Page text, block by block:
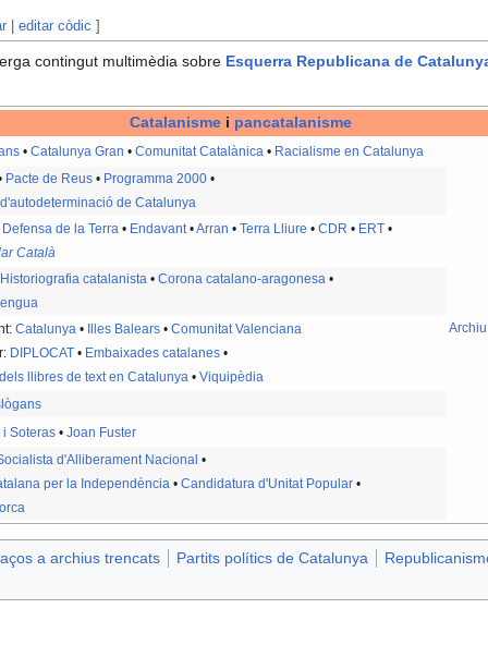
|editar còdic ]
contingut multimèdia sobre Esquerra Republicana de
Catalanismei pancatalanisme
•Catalunya Gran •Comunitat Catalànica • Racialisme en Catalunya
Pacte de Reus • Programma 2000 •
de Catalunya
de la Terra • Endavant•Arran •Terra Lliure •CDR • ERT •
Català
Historiografia catalanista •Corona catalano-aragonesa •
Catalunya • Illes Balears‎‎ •Comunitat Valenciana
DIPLOCAT • Embaixades catalanes •
llibres de text en Catalunya •Viquipèdia
Soteras •Joan Fuster
d'Alliberament Nacional •
per la Independència •Candidatura d'Unitat Popular •
a archius trencats Partits polítics de Catalunya